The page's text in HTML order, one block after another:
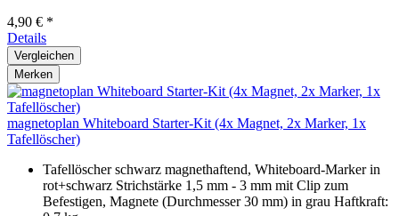
4,90 € *
Details
Vergleichen
Merken
magnetoplan Whiteboard Starter-Kit (4x Magnet, 2x Marker, 1x
Tafellöscher)
Tafellöscher schwarz magnethaftend, Whiteboard-Marker in
rot+schwarz Strichstärke 1,5 mm - 3 mm mit Clip zum
Befestigen, Magnete (Durchmesser 30 mm) in grau Haftkraft: